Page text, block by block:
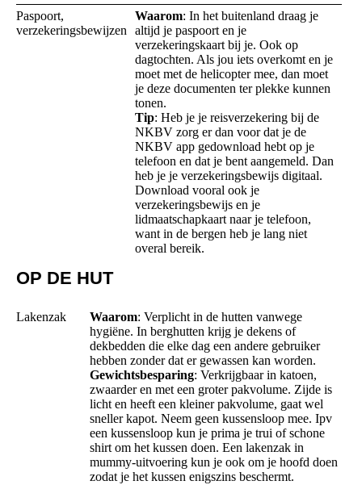
Paspoort,
verzekeringsbewijzen
Waarom: In het buitenland draag je
altijd je paspoort en je
verzekeringskaart bij je. Ook op
dagtochten. Als jou iets overkomt en je
moet met de helicopter mee, dan moet
je deze documenten ter plekke kunnen
tonen.
Tip: Heb je je reisverzekering bij de
NKBV zorg er dan voor dat je de
NKBV app gedownload hebt op je
telefoon en dat je bent aangemeld. Dan
heb je je verzekeringsbewijs digitaal.
Download vooral ook je
verzekeringsbewijs en je
lidmaatschapkaart naar je telefoon,
want in de bergen heb je lang niet
overal bereik.
OP DE HUT
Lakenzak Waarom: Verplicht in de hutten vanwege
hygiëne. In berghutten krijg je dekens of
dekbedden die elke dag een andere gebruiker
hebben zonder dat er gewassen kan worden.
Gewichtsbesparing: Verkrijgbaar in katoen,
zwaarder en met een groter pakvolume. Zijde is
licht en heeft een kleiner pakvolume, gaat wel
sneller kapot. Neem geen kussensloop mee. Ipv
een kussensloop kun je prima je trui of schone
shirt om het kussen doen. Een lakenzak in
mummy-uitvoering kun je ook om je hoofd doen
zodat je het kussen enigszins beschermt.